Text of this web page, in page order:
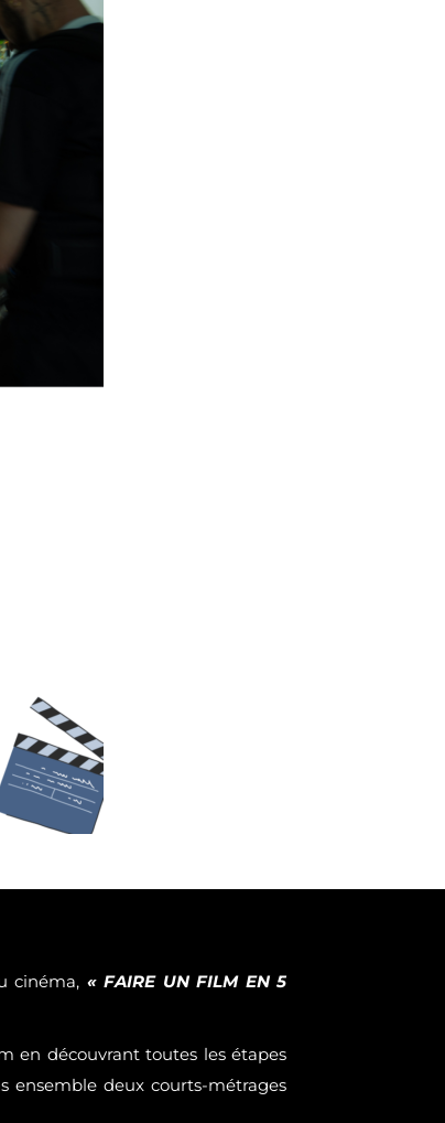
cinéma, « FAIRE UN FILM EN 5
en découvrant toutes les étapes
ensemble deux courts-métrages